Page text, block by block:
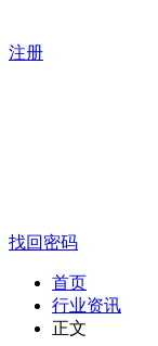
注册
找回密码
首页
行业资讯
正文